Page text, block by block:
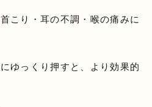
こり・耳の不調・喉の痛みに
ゆっくり押すと、より効果的